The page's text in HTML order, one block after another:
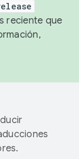
reciente que